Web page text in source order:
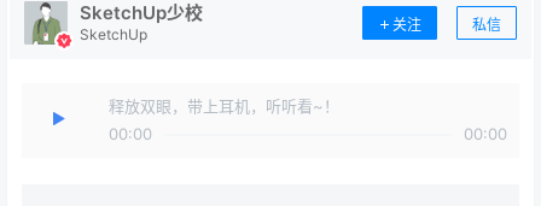
SketchUp少校
SketchUp
关注 私信
释放双眼，带上耳机，听听看~！
00:00
00:00